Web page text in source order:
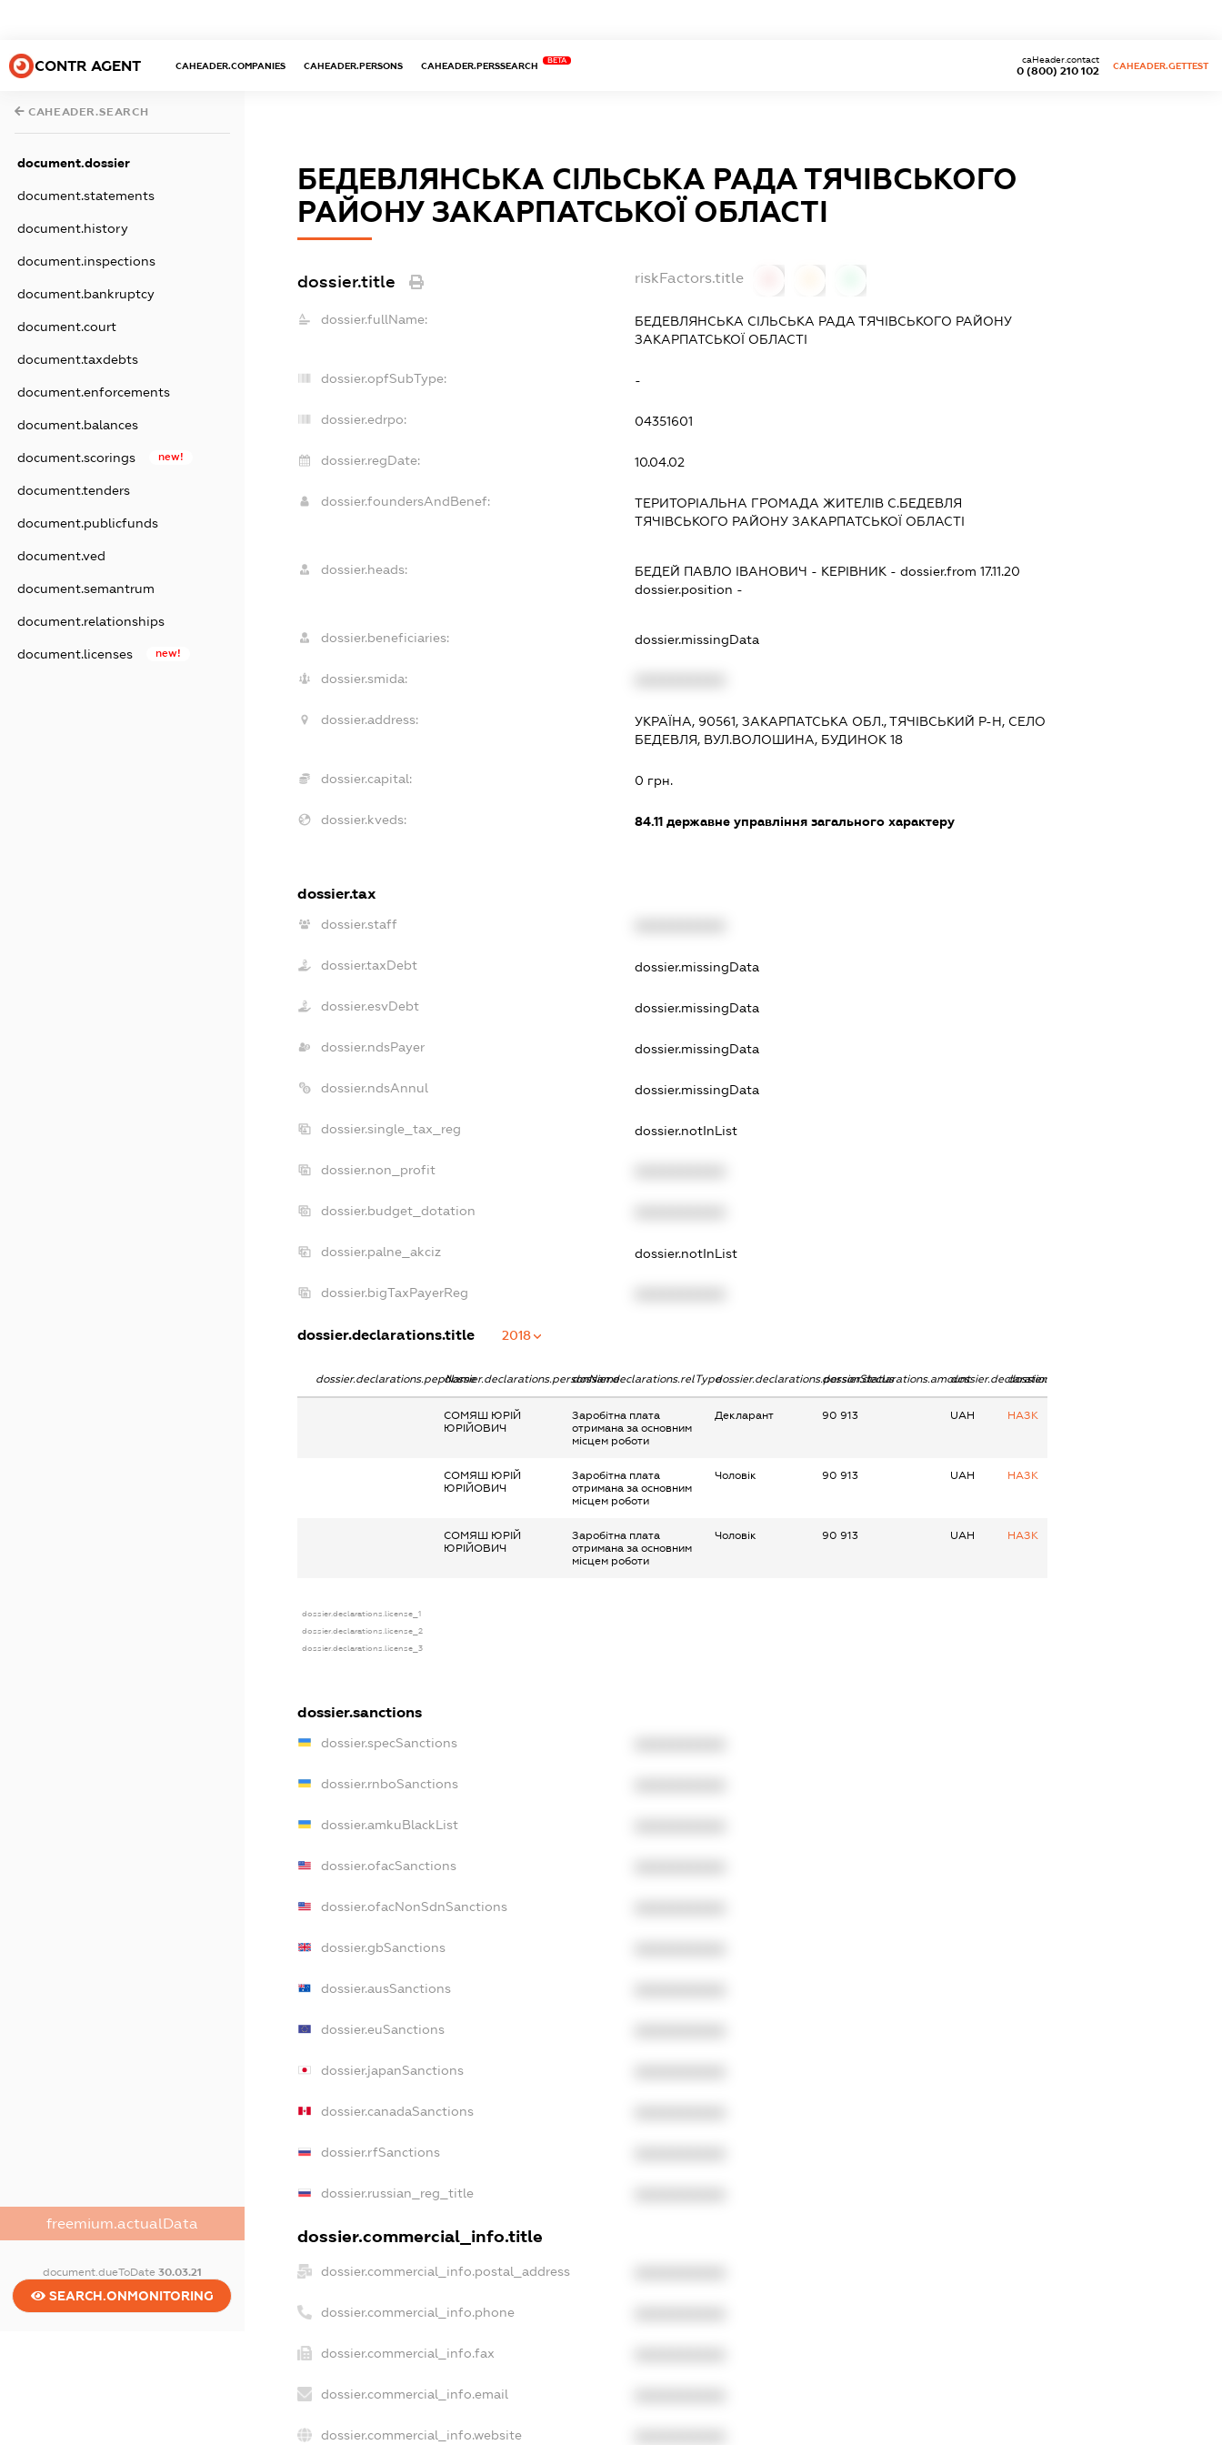
CONTR AGENT CAHEADER.COMPANIES CAHEADER.PERSONS CAHEADER.PERSSEARCH
BETA
0 (800) 210 102
caHeader.contact
CAHEADER.GETTEST
CAHEADER.SEARCH
document.dossier
document.statements
document.history
document.inspections
document.bankruptcy
document.court
document.taxdebts
document.enforcements
document.balances
document.scorings new!
document.tenders
document.publicfunds
document.ved
document.semantrum
document.relationships
document.licenses new!
freemium.actualData
document.dueToDate 30.03.21
SEARCH.ONMONITORING
БЕДЕВЛЯНСЬКА СІЛЬСЬКА РАДА ТЯЧІВСЬКОГО
РАЙОНУ ЗАКАРПАТСЬКОЇ ОБЛАСТІ
dossier.title riskFactors.title
dossier.fullName:
БЕДЕВЛЯНСЬКА СІЛЬСЬКА РАДА ТЯЧІВСЬКОГО РАЙОНУ
ЗАКАРПАТСЬКОЇ ОБЛАСТІ
dossier.opfSubType: -
dossier.edrpo: 04351601
dossier.regDate: 10.04.02
dossier.foundersAndBenef:
ТЕРИТОРІАЛЬНА ГРОМАДА ЖИТЕЛІВ С.БЕДЕВЛЯ
ТЯЧІВСЬКОГО РАЙОНУ ЗАКАРПАТСЬКОЇ ОБЛАСТІ
dossier.heads: БЕДЕЙ ПАВЛО ІВАНОВИЧ - КЕРІВНИК - dossier.from 17.11.20
dossier.position -
dossier.beneficiaries: dossier.missingData
dossier.smida:
dossier.address:
УКРАЇНА, 90561, ЗАКАРПАТСЬКА ОБЛ., ТЯЧІВСЬКИЙ Р-Н, СЕЛО
БЕДЕВЛЯ, ВУЛ.ВОЛОШИНА, БУДИНОК 18
dossier.capital: 0 грн.
dossier.kveds: 84.11державне управління загального характеру
dossier.tax
dossier.staff
dossier.taxDebt dossier.missingData
dossier.esvDebt dossier.missingData
dossier.ndsPayer dossier.missingData
dossier.ndsAnnul dossier.missingData
dossier.single_tax_reg dossier.notInList
dossier.non_profit
dossier.budget_dotation
dossier.palne_akciz dossier.notInList
dossier.bigTaxPayerReg
dossier.declarations.title 2018
dossier.declarations.pepNamedossier.declarations.personNamedossier.declarations.relTypedossier.declarations.personStatusdossier.declarations.amountdossier.declarations.currency
dossier.declarations.source
СОМЯШ ЮРІЙ
ЮРІЙОВИЧ
Заробітна плата
отримана за основним
місцем роботи
Декларант 90 913 UAH НАЗК
СОМЯШ ЮРІЙ
ЮРІЙОВИЧ
Заробітна плата
отримана за основним
місцем роботи
Чоловік 90 913 UAH НАЗК
СОМЯШ ЮРІЙ
ЮРІЙОВИЧ
Заробітна плата
отримана за основним
місцем роботи
Чоловік 90 913 UAH НАЗК
dossier.declarations.license_1
dossier.declarations.license_2
dossier.declarations.license_3
dossier.sanctions
dossier.specSanctions
dossier.rnboSanctions
dossier.amkuBlackList
dossier.ofacSanctions
dossier.ofacNonSdnSanctions
dossier.gbSanctions
dossier.ausSanctions
dossier.euSanctions
dossier.japanSanctions
dossier.canadaSanctions
dossier.rfSanctions
dossier.russian_reg_title
dossier.commercial_info.title
dossier.commercial_info.postal_address
dossier.commercial_info.phone
dossier.commercial_info.fax
dossier.commercial_info.email
dossier.commercial_info.website